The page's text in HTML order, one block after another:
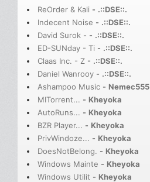
ReOrder & Kali - .::DSE::.
Indecent Noise - .::DSE::.
David Surok - - .::DSE::.
ED-SUNday - Ti - .::DSE::.
Claas Inc. - Z - .::DSE::.
Daniel Wanrooy - .::DSE::.
Ashampoo Music - Nemec555
MITorrent... - Kheyoka
AutoRuns... - Kheyoka
BZR Player... - Kheyoka
PrivWindoze... - Kheyoka
DoesNotBelong. - Kheyoka
Windows Mainte - Kheyoka
Windows Utilit - Kheyoka